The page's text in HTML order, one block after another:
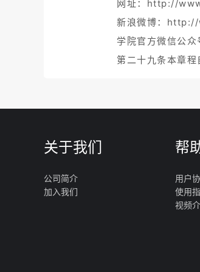
网址：http://
新浪微博：
学院官方微信公
第二十九条本章程
关于我们
公司简介
加入我们
帮
用户
使用
视频